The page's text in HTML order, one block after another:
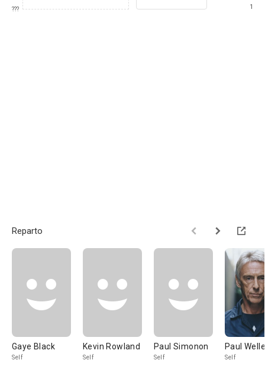
???
1
Reparto
Gaye Black
Self
Kevin Rowland
Self
Paul Simonon
Self
Paul
Self